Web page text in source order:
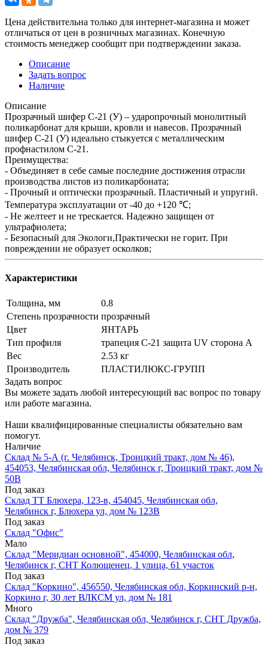
Цена действительна только для интернет-магазина и может
отличаться от цен в розничных магазинах. Конечную
стоимость менеджер сообщит при подтверждении заказа.
Описание
Задать вопрос
Наличие
Описание
Прозрачный шифер С-21 (У) – ударопрочный монолитный
поликарбонат для крыши, кровли и навесов. Прозрачный
шифер С-21 (У) идеально стыкуется с металлическим
профнастилом С-21.
Преимущества:
- Объединяет в себе самые последние достижения отрасли
производства листов из поликарбоната;
- Прочный и оптически прозрачный. Пластичный и упругий.
Температура эксплуатации от -40 до +120 ℃;
- Не желтеет и не трескается. Надежно защищен от
ультрафиолета;
- Безопасный для Экологи,Практически не горит. При
повреждении не образует осколков;
Характеристики
Толщина, мм
0.8
Степень прозрачности прозрачный
Цвет
ЯНТАРЬ
Тип профиля
трапеция С-21 защита UV сторона А
Вес
2.53 кг
Производитель
ПЛАСТИЛЮКС-ГРУПП
Задать вопрос
Вы можете задать любой интересующий вас вопрос по товару
или работе магазина.
Наши квалифицированные специалисты обязательно вам
помогут.
Наличие
Склад № 5-А (г. Челябинск, Троицкий тракт, дом № 46),
454053, Челябинская обл, Челябинск г, Троицкий тракт, дом №
50В
Под заказ
Склад ТТ Блюхера, 123-в, 454045, Челябинская обл,
Челябинск г, Блюхера ул, дом № 123В
Под заказ
Склад "Офис"
Мало
Склад "Меридиан основной", 454000, Челябинская обл,
Челябинск г, СНТ Колющенец, 1 улица, 61 участок
Под заказ
Склад "Коркино", 456550, Челябинская обл, Коркинский р-н,
Коркино г, 30 лет ВЛКСМ ул, дом № 181
Много
Склад "Дружба", Челябинская обл, Челябинск г, СНТ Дружба,
дом № 379
Под заказ